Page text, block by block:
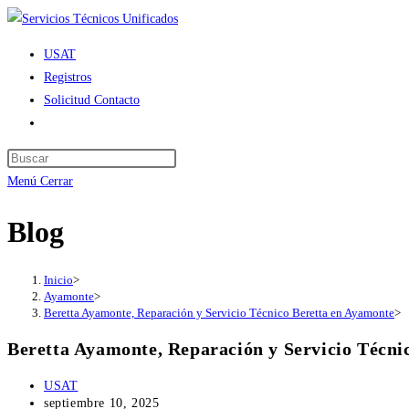
Ir
contenido
USAT
Registros
Solicitud Contacto
de
la
Menú Cerrar
Blog
Inicio>
Ayamonte>
Beretta Ayamonte, Reparación y Servicio Técnico Beretta en Ayamonte>
Beretta Ayamonte, Reparación y Servicio
Autor
de
USAT
Publicación
septiembre 10, 2025